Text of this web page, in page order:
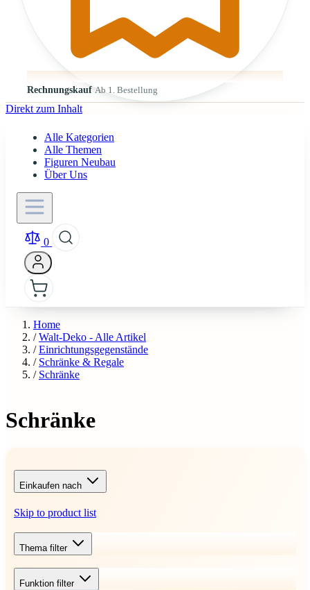
Rechnungskauf Ab 1. Bestellung
Direkt zum Inhalt
Alle Kategorien
Alle Themen
Figuren Neubau
Über Uns
0
Home
/ Walt-Deko - Alle Artikel
/ Einrichtungsgegenstände
/ Schränke & Regale
/ Schränke
Schränke
Einkaufen nach
Skip to product list
Thema filter
Funktion filter